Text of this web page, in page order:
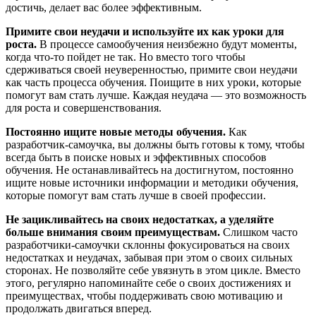
достичь, делает вас более эффективным.
Примите свои неудачи и используйте их как уроки для
роста. В процессе самообучения неизбежно будут моменты,
когда что-то пойдет не так. Но вместо того чтобы
сдерживаться своей неуверенностью, примите свои неудачи
как часть процесса обучения. Поищите в них уроки, которые
помогут вам стать лучше. Каждая неудача — это возможность
для роста и совершенствования.
Постоянно ищите новые методы обучения. Как
разработчик-самоучка, вы должны быть готовы к тому, чтобы
всегда быть в поиске новых и эффективных способов
обучения. Не останавливайтесь на достигнутом, постоянно
ищите новые источники информации и методики обучения,
которые помогут вам стать лучше в своей профессии.
Не зацикливайтесь на своих недостатках, а уделяйте
больше внимания своим преимуществам. Слишком часто
разработчики-самоучки склонны фокусироваться на своих
недостатках и неудачах, забывая при этом о своих сильных
сторонах. Не позволяйте себе увязнуть в этом цикле. Вместо
этого, регулярно напоминайте себе о своих достижениях и
преимуществах, чтобы поддерживать свою мотивацию и
продолжать двигаться вперед.